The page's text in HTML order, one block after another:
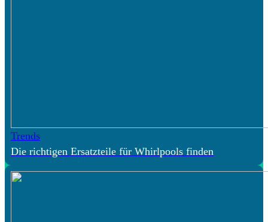
Trends
Die richtigen Ersatzteile für Whirlpools finden